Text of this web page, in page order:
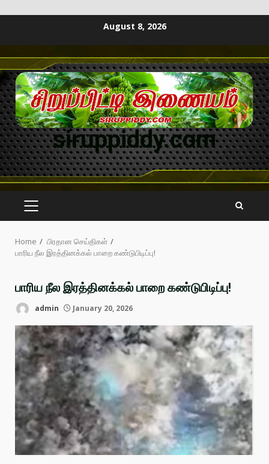
August 8, 2026
siruppiddy.com
Home
பிரதான செய்திகள்
பாரிய நீல இரத்தினக்கல் பாறை கண்டுபிடிப்பு!
பாரிய நீல இரத்தினக்கல் பாறை கண்டுபிடிப்பு!
admin January 20, 2026